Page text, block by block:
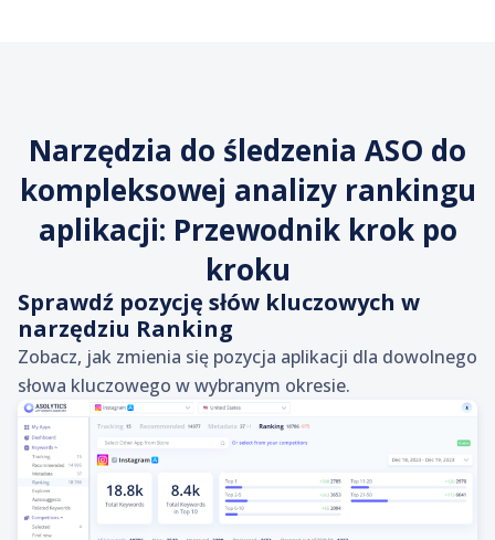
Narzędzia do śledzenia ASO do
kompleksowej analizy rankingu
aplikacji: Przewodnik krok po
kroku
Sprawdź pozycję słów kluczowych w
narzędziu Ranking
Zobacz, jak zmienia się pozycja aplikacji dla dowolnego
słowa kluczowego w wybranym okresie.